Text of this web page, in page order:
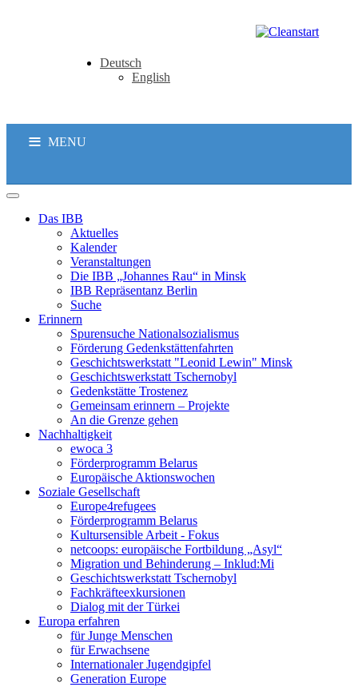
Deutsch
English
MENU
Das IBB
Aktuelles
Kalender
Veranstaltungen
Die IBB „Johannes Rau“ in Minsk
IBB Repräsentanz Berlin
Suche
Erinnern
Spurensuche Nationalsozialismus
Förderung Gedenkstättenfahrten
Geschichtswerkstatt "Leonid Lewin" Minsk
Geschichtswerkstatt Tschernobyl
Gedenkstätte Trostenez
Gemeinsam erinnern – Projekte
An die Grenze gehen
Nachhaltigkeit
ewoca 3
Förderprogramm Belarus
Europäische Aktionswochen
Soziale Gesellschaft
Europe4refugees
Förderprogramm Belarus
Kultursensible Arbeit - Fokus
netcoops: europäische Fortbildung „Asyl“
Migration und Behinderung – Inklud:Mi
Geschichtswerkstatt Tschernobyl
Fachkräfteexkursionen
Dialog mit der Türkei
Europa erfahren
für Junge Menschen
für Erwachsene
Internationaler Jugendgipfel
Generation Europe